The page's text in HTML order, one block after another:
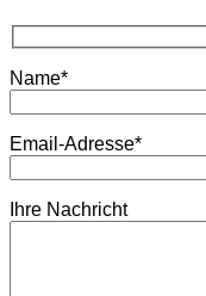
Name*
Email-Adresse*
Ihre Nachricht